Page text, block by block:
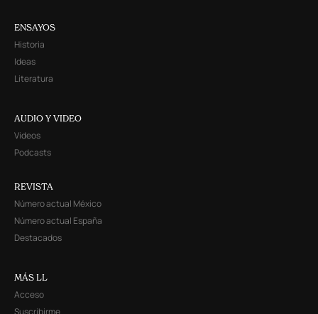
ENSAYOS
Historia
Ideas
Literatura
AUDIO Y VIDEO
Videos
Podcasts
REVISTA
Número actual México
Número actual España
Destacados
MÁS LL
Acceso
Suscribirme